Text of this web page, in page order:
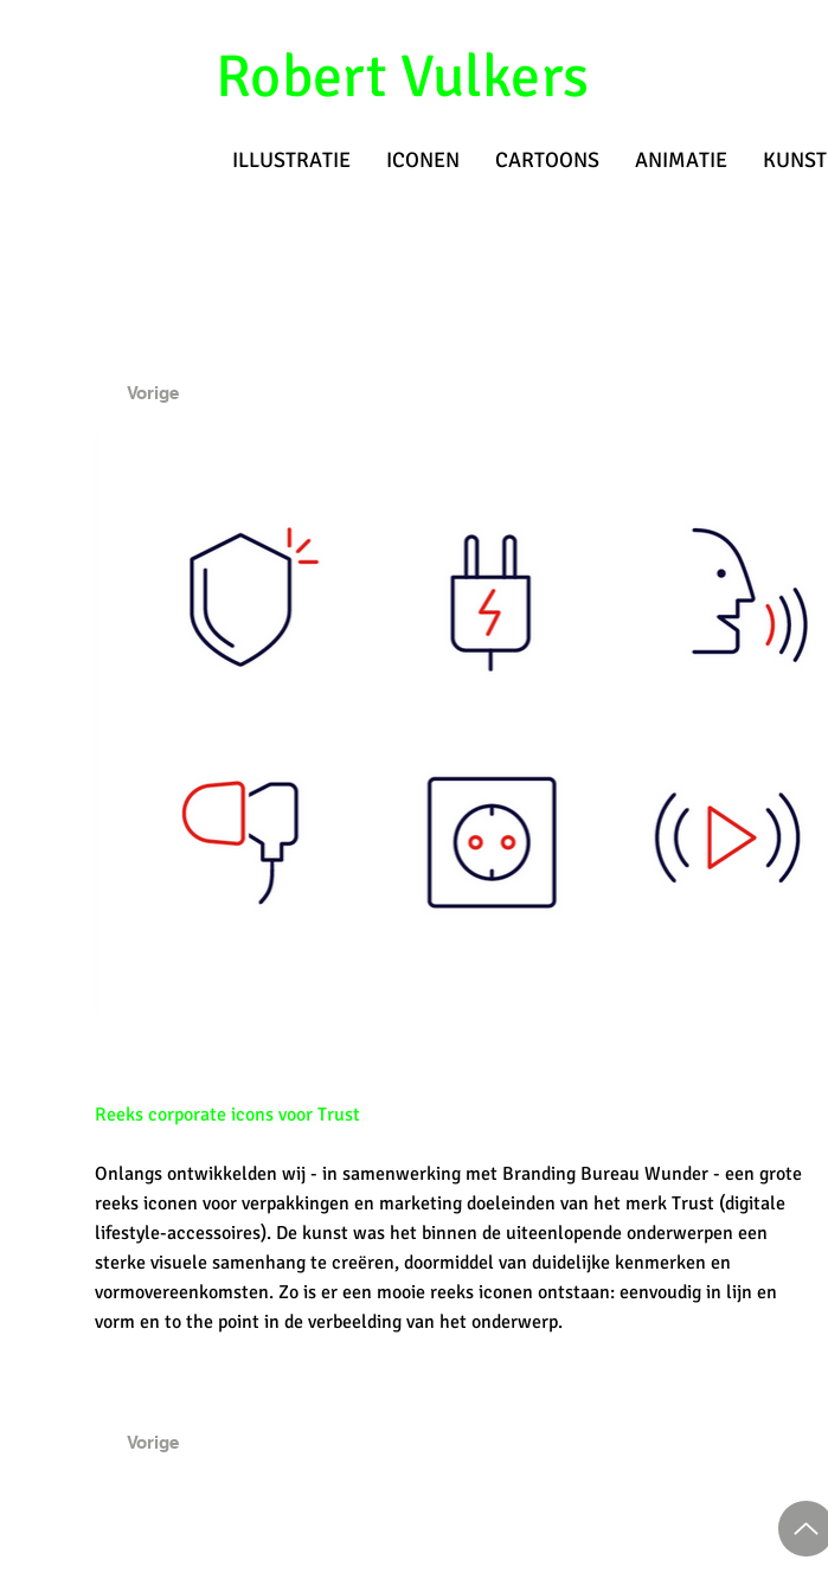
Robert Vulkers
ILLUSTRATIE ICONEN CARTOONS ANIMATIE KUNST
Vorige
Reeks corporate icons voor Trust
Onlangs ontwikkelden wij - in samenwerking met Branding Bureau Wunder - een grote
reeks iconen voor verpakkingen en marketing doeleinden van het merk Trust (digitale
lifestyle-accessoires). De kunst was het binnen de uiteenlopende onderwerpen een
sterke visuele samenhang te creëren, doormiddel van duidelijke kenmerken en
vormovereenkomsten. Zo is er een mooie reeks iconen ontstaan: eenvoudig in lijn en
vorm en to the point in de verbeelding van het onderwerp.
Vorige